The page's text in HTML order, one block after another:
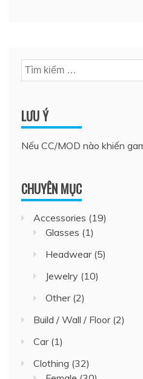
Tìm
kiếm
LƯU Ý
Nếu CC/MOD nào khiến
CHUYÊN MỤC
Accessories (19)
Glasses (1)
Headwear(5)
Jewelry (10)
Other(2)
Build / Wall / Floor(2)
Car(1)
Clothing (32)